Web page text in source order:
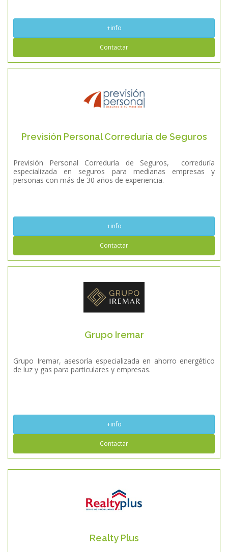
+info
Contactar
Previsión Personal Correduría de Seguros
Previsión Personal Correduría de Seguros, correduría
especializada en seguros para medianas empresas y
personas con más de 30 años de experiencia.
+info
Contactar
Grupo Iremar
Grupo Iremar, asesoría especializada en ahorro energético
de luz y gas para particulares y empresas.
+info
Contactar
Realty Plus